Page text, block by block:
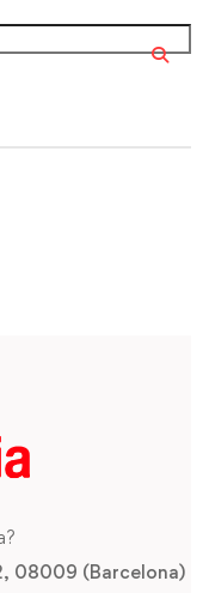
08009 (Barcelona)